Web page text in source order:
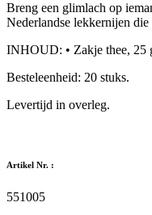
Breng een glimlach op
Nederlandse lekkernijen
INHOUD: • Zakje thee, 25
Besteleenheid: 20 stuks.
Levertijd in overleg.
Artikel Nr. :
551005